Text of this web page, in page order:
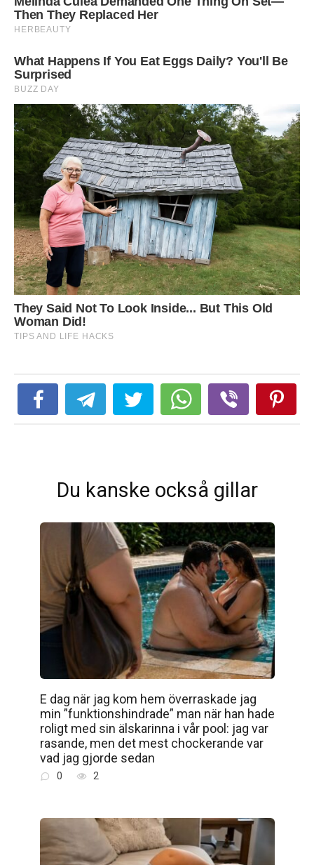
Du kanske också gillar
E dag när jag kom hem överraskade jag
min ”funktionshindrade” man när han hade
roligt med sin älskarinna i vår pool: jag var
rasande, men det mest chockerande var
vad jag gjorde sedan
0 2